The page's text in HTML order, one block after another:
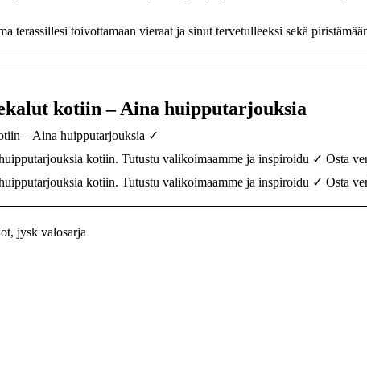
terassillesi toivottamaan vieraat ja sinut tervetulleeksi sekä
kotiin – Aina huipputarjouksia
– Aina huipputarjouksia ✓
kotiin. Tutustu valikoimaamme ja inspiroidu ✓ Osta
kotiin. Tutustu valikoimaamme ja inspiroidu ✓ Osta
jysk valosarja